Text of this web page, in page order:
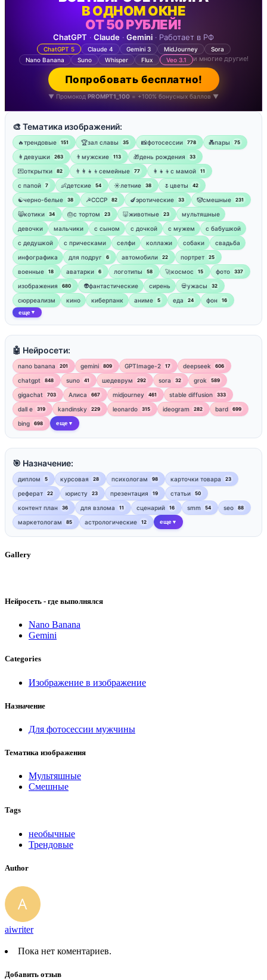
В ОДНОМ ОКНЕ
ОТ 50 РУБЛЕЙ!
ChatGPT · Claude · Gemini · Работает в РФ
ChatGPT 5 Claude 4 Gemini 3 MidJourney
Sora
Nano Banana
Suno Whisper Flux Veo 3.1 и многие другие!
Попробовать бесплатно!
▼ Промокод PROMPT1_100 = +100% бонусных баллов ▼
🎨 Тематика изображений:
🔥трендовые 151 🏆зал славы 35 📸фотосессии 778 💑пары 75
👩девушки 263 👨мужские 113 🎁день рождения 33
💌открытки 82 👨‍👩‍👧‍👦семейные 77 👩‍👧‍👦с мамой 11
‍с папой 7 👶детские 54 ☀️летние 38 🌷цветы 42
☯︎черно-белые 38 ☭СССР 82 🍆эротические 33 🤡смешные 231
😸котики 34 🎂с тортом 23 🐷животные 23
мультяшные
девочки
мальчики с сыном с дочкой с мужем
с бабушкой
с дедушкой
с прическами селфи коллажи собаки
свадьба
инфографика
для подруг 6 автомобили 22 портрет 25
военные 18 аватарки 6 логотипы 58 🚀космос 15 фото 337
изображения 680 👽фантастические сирень 💀ужасы 32
сюрреализм кино киберпанк аниме 5 еда 24 фон 16
еще ▼
🤖 Нейросети:
nano banana 201 gemini 809 GPTImage-2 17 deepseek 606
chatgpt 848 suno 41 шедеврум 292 sora 32 grok 589
gigachat 703 Алиса 667 midjourney 461 stable diffusion 333
dall e 319 kandinsky 229 leonardo 315 ideogram 282 bard 699
bing 698 еще ▼
🎯 Назначение:
диплом 5 курсовая 28 психологам 98 карточки товара 23
реферат 22 юристу 23 презентация 19 статьи 50
контент план 36 для взлома 11 сценарий 16 smm 54 seo 88
маркетологам 85 астрологические 12 еще ▼
Gallery
Нейросеть - где выполнялся
Nano Banana
Gemini
Categories
Изображение в изображение
Назначение
Для фотосессии мужчины
Тематика изображения
Мультяшные
Смешные
Tags
необычные
Трендовые
Author
aiwriter
Пока нет коментариев.
Добавить отзыв